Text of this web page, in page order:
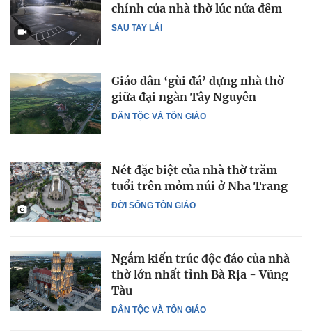
SAU TAY LÁI
chính của nhà thờ lúc nửa đêm
DÂN TỘC VÀ TÔN GIÁO
Giáo dân ‘gùi đá’ dựng nhà thờ
giữa đại ngàn Tây Nguyên
ĐỜI SỐNG TÔN GIÁO
Nét đặc biệt của nhà thờ trăm
tuổi trên mỏm núi ở Nha Trang
DÂN TỘC VÀ TÔN GIÁO
Ngắm kiến trúc độc đáo của nhà
thờ lớn nhất tỉnh Bà Rịa - Vũng
Tàu